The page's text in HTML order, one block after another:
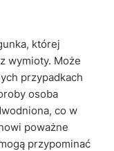
której
wymioty. Może
przypadkach
osoba
co w
poważne
przypominać